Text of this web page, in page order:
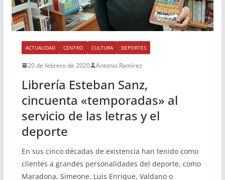
ACTUALIDAD CENTRO CULTURA DEPORTES
20 de febrero de 2020 Antonio Ramírez
Librería Esteban Sanz,
cincuenta «temporadas» al
servicio de las letras y el
deporte
En sus cinco décadas de existencia han tenido como
clientes a grandes personalidades del deporte, como
Maradona, Simeone, Luis Enrique, Valdano o